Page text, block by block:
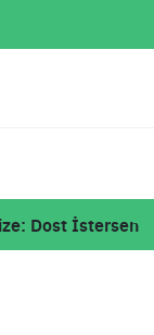
Dost İstersen